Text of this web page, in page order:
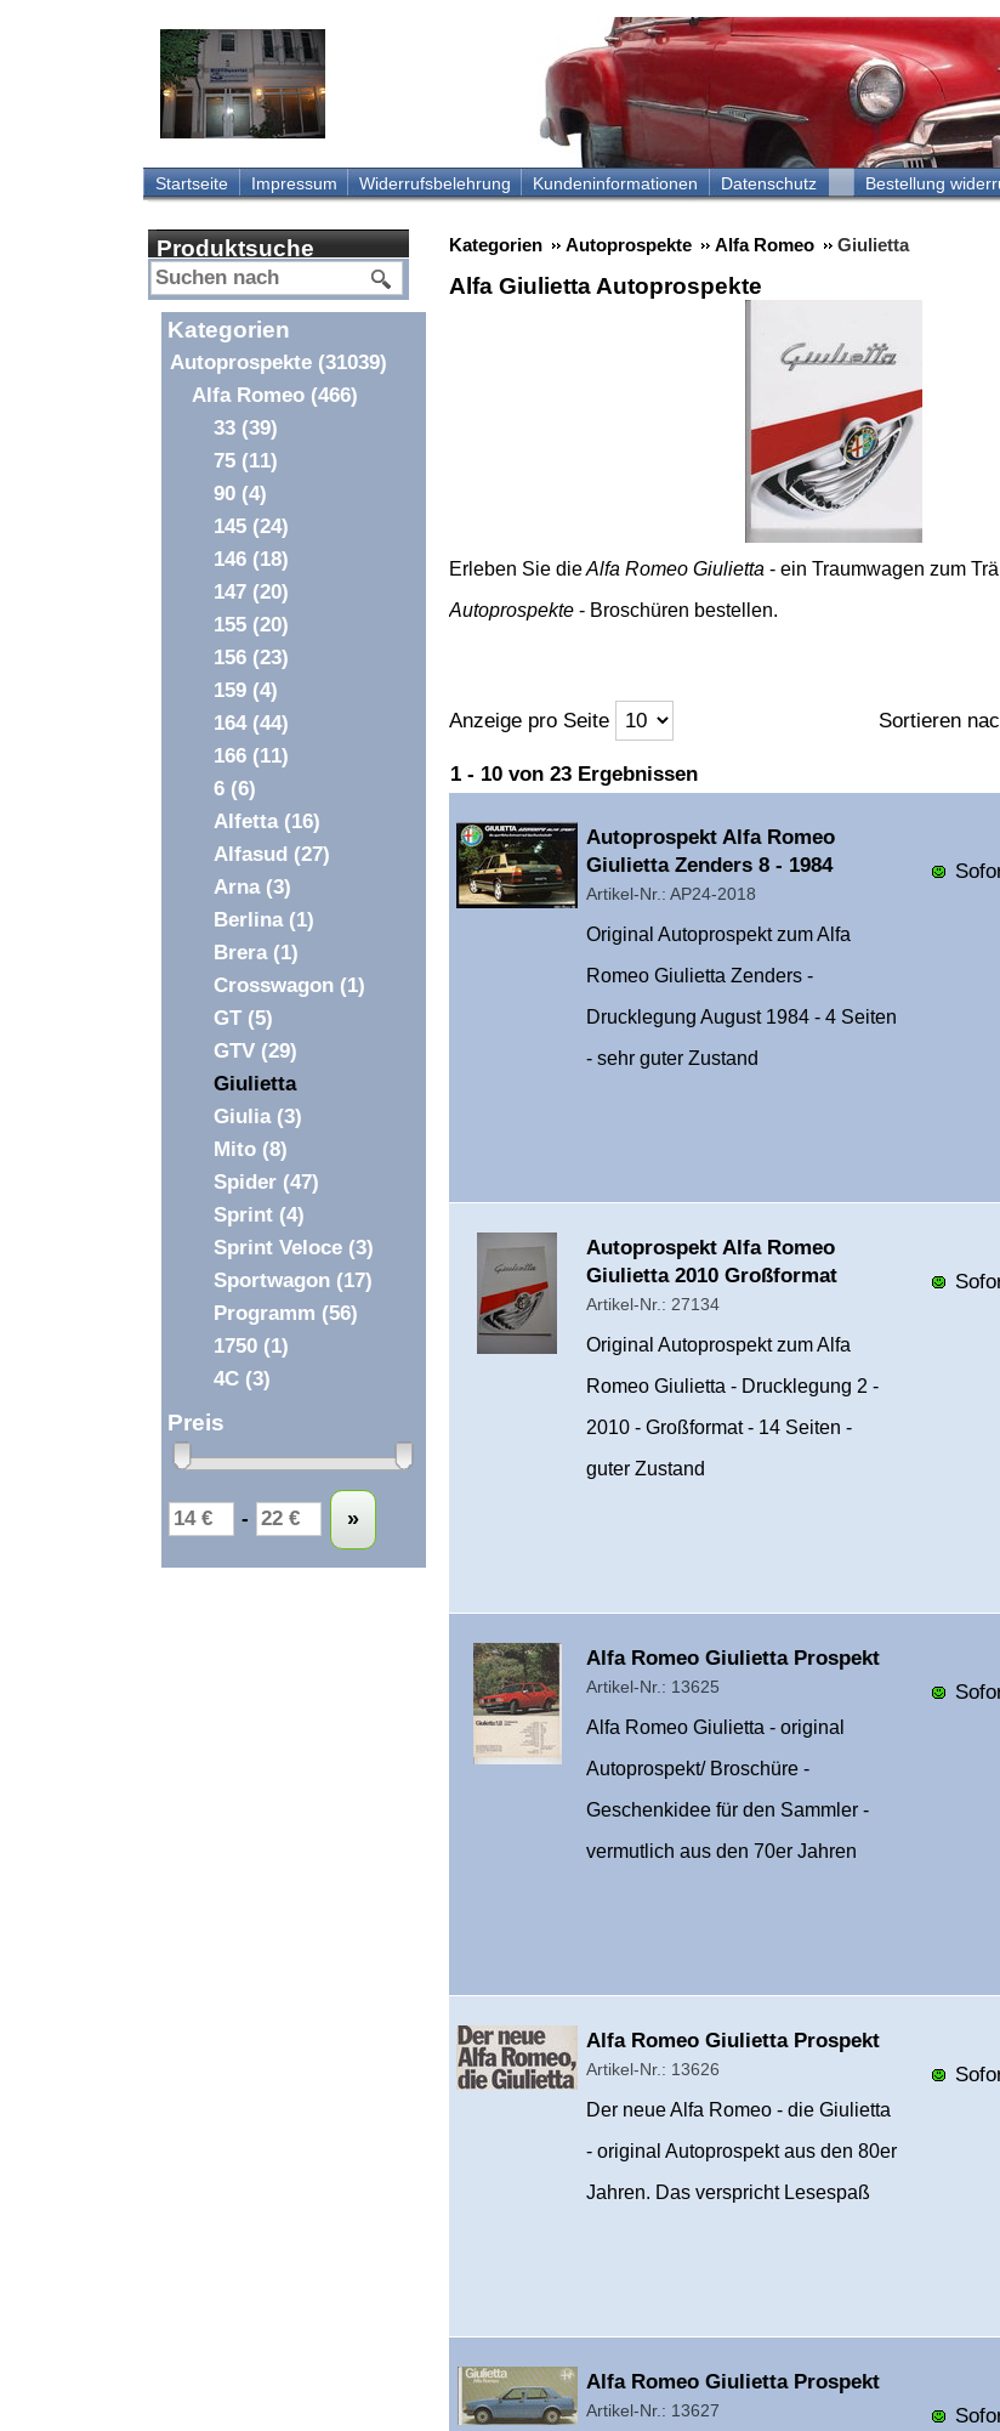
Startseite Impressum Widerrufsbelehrung Kundeninformationen Datenschutz Bestellung
Produktsuche
Kategorien
Autoprospekte (31039)
Alfa Romeo (466)
33 (39)
75 (11)
90 (4)
145 (24)
146 (18)
147 (20)
155 (20)
156 (23)
159 (4)
164 (44)
166 (11)
6 (6)
Alfetta (16)
Alfasud (27)
Arna (3)
Berlina (1)
Brera (1)
Crosswagon (1)
GT (5)
GTV (29)
Giulietta
Giulia (3)
Mito (8)
Spider (47)
Sprint (4)
Sprint Veloce (3)
Sportwagon (17)
Programm (56)
1750 (1)
4C (3)
Preis
Untergrenze
-
Obergrenze
»
Kategorien Autoprospekte Alfa Romeo Giulietta
Alfa Giulietta Autoprospekte
Erleben Sie dieAlfa Romeo Giulietta - ein Traumwagen zum
Autoprospekte - Broschüren bestellen.
Anzeige pro Seite Sortieren
Überschrift
1
1 - 10 von 23 Ergebnissen
Überschrift
1
Autoprospekt Alfa Romeo
Giulietta Zenders 8 - 1984
Artikel-Nr.: AP24-2018
Original Autoprospekt zum Alfa
Romeo Giulietta Zenders -
Drucklegung August 1984 - 4 Seiten
- sehr guter Zustand
Überschrift
1
Autoprospekt Alfa Romeo
Giulietta 2010 Großformat
Artikel-Nr.: 27134
Original Autoprospekt zum Alfa
Romeo Giulietta - Drucklegung 2 -
2010 - Großformat - 14 Seiten -
guter Zustand
Überschrift
1
Alfa Romeo Giulietta Prospekt
Artikel-Nr.: 13625
Alfa Romeo Giulietta - original
Autoprospekt/ Broschüre -
Geschenkidee für den Sammler -
vermutlich aus den 70er Jahren
Überschrift
1
Alfa Romeo Giulietta Prospekt
Artikel-Nr.: 13626
Der neue Alfa Romeo - die Giulietta
- original Autoprospekt aus den 80er
Jahren. Das verspricht Lesespaß
Überschrift
1
Alfa Romeo Giulietta Prospekt
Artikel-Nr.: 13627